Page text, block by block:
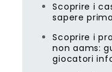
Scoprire i
sapere
Scoprire i
non aams:
giocatori